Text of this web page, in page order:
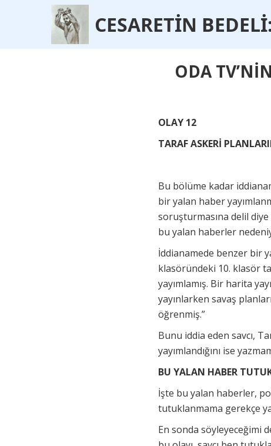
CESARETİN BEDELİ
ODA
OLAY 12
TARAF ASKERİ
Bu bölüme kadar
bir yalan haber
soruşturmasına delil
bu yalan haberler
İddianamede benzer bir
klasöründeki 10. klasör
yayımlamış. Bir harita
yayınlarken savaş
öğrenmiş.”
Bunu iddia eden savcı,
yayımlandığını ise
BU YALAN HABER
İşte bu yalan haberler,
tutuklanmama gerekçe
En sonda söyleyeceğimi